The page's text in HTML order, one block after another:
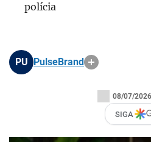
polícia
PU PulseBrand
08/07/
SIGA